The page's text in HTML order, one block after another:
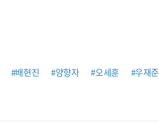
#배현진 #양향자 #오세훈 #우재준